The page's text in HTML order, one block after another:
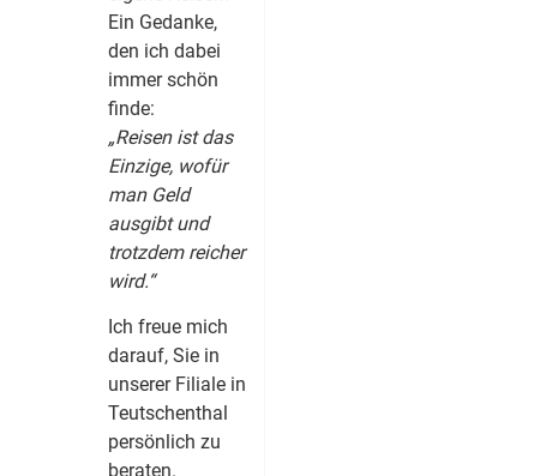
Ein Gedanke,
den ich dabei
immer schön
finde:
„Reisen ist das
Einzige, wofür
man Geld
ausgibt und
trotzdem reicher
wird.“
Ich freue mich
darauf, Sie in
unserer Filiale in
Teutschenthal
persönlich zu
beraten.